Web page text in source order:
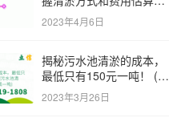
巧 (污水池清淤多少钱一
方米)
2023年4月6日
揭秘污水池清淤的成本，
最低只有150元一吨！ (污
水池清淤一米多少钱一吨)
2023年3月26日